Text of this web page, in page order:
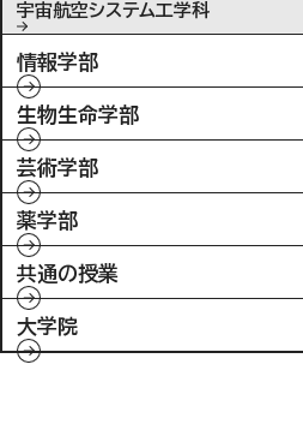
宇宙航空システム工学科
情報学部
生物生命学部
芸術学部
薬学部
共通の授業
大学院